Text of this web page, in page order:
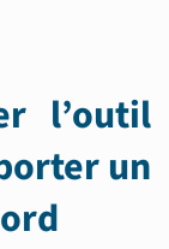
l’outil
un